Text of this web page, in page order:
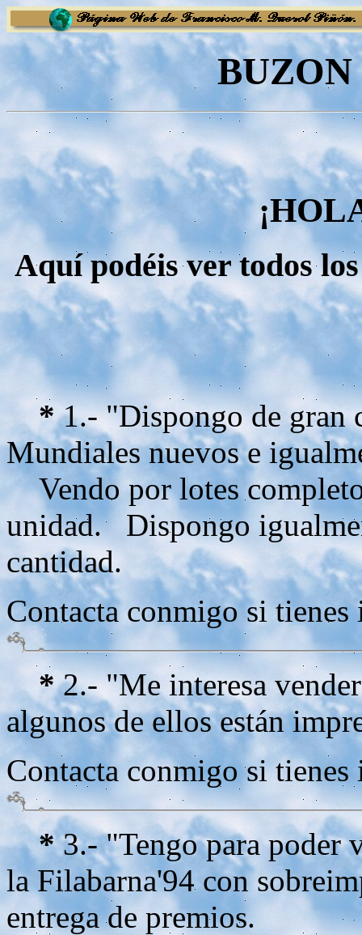
BUZON
Aquí podéis ver todos
*1.- "Dispongo de gran
Mundiales nuevos e
Vendo por lotes
unidad. Dispongo
cantidad.
Contacta conmigo si
*2.- "Me interesa
algunos de ellos están
Contacta conmigo si
*3.- "Tengo para poder
la Filabarna'94 con
entrega de premios.